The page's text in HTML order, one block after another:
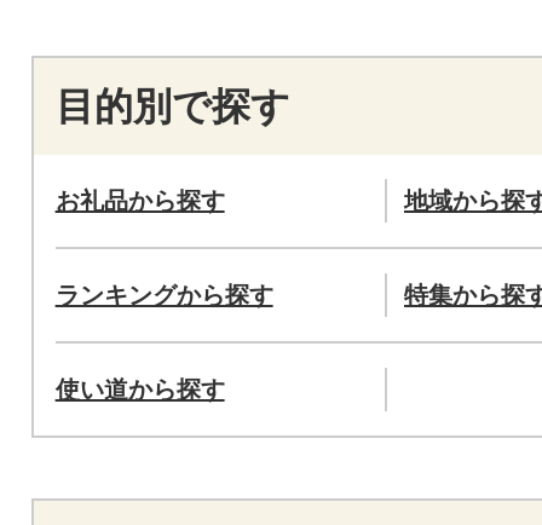
目的別で探す
お礼品から探す 地域から探
ランキングから探す 特集から探
使い道から探す